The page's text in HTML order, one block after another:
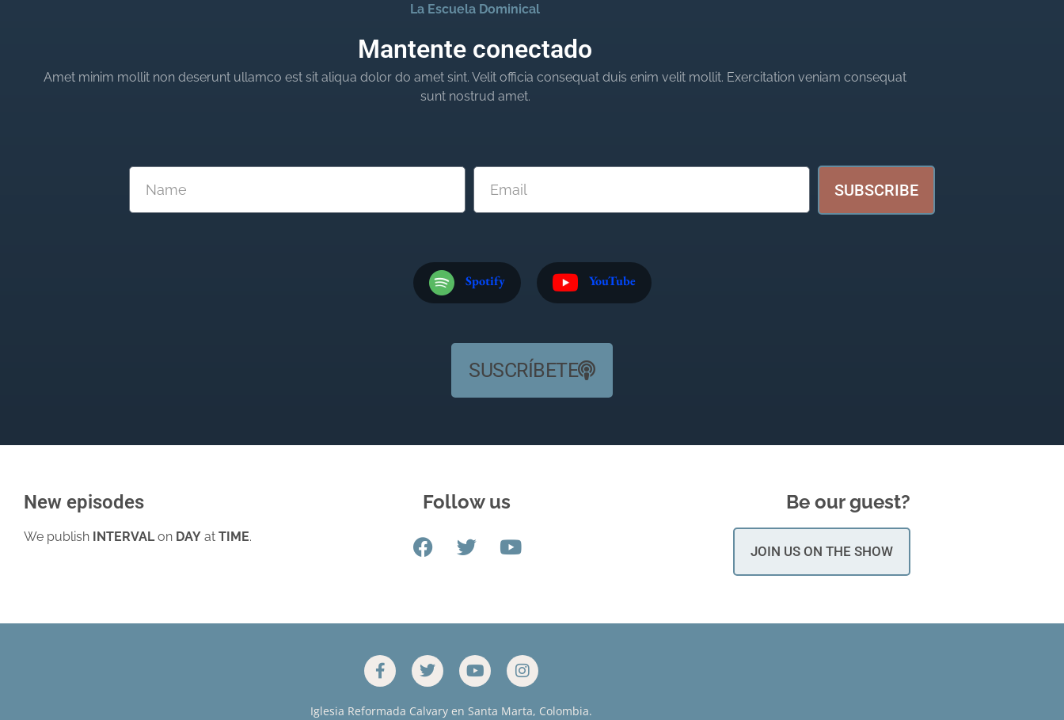
La Escuela Dominical
Mantente conectado
Amet minim mollit non deserunt ullamco est sit aliqua dolor do amet sint. Velit officia consequat duis enim velit mollit. Exercitation veniam consequat
sunt nostrud amet.
SUBSCRIBE
Spotify YouTube
SUSCRÍBETE
New episodes
We publish INTERVALon DAY at TIME.
Follow us Be our guest?
JOIN US ON THE SHOW
Iglesia Reformada Calvary en Santa Marta, Colombia.